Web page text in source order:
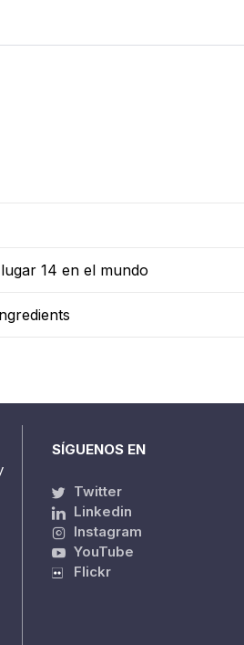
14 en el mundo
SÍGUENOS EN
Twitter
Linkedin
Instagram
YouTube
Flickr